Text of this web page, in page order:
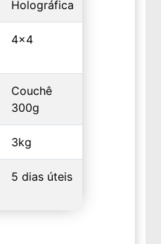
Holográfica
4x4
Couchê
300g
3kg
5 dias úteis